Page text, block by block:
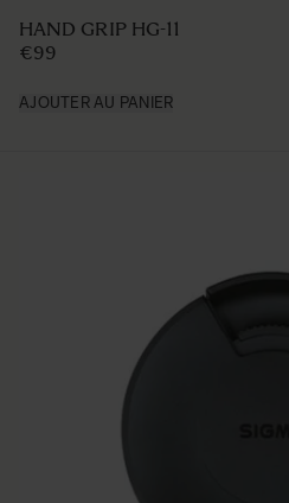
LENS HOOD LH876-02
€50